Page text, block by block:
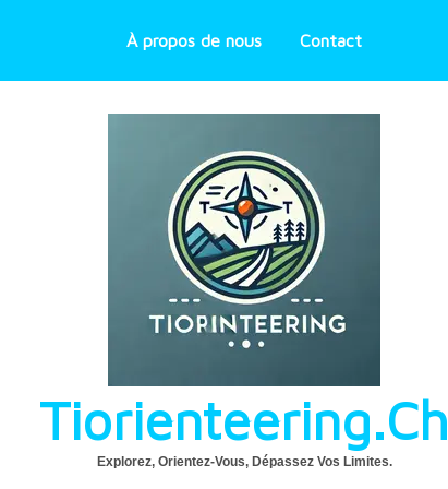
À propos de nous Contact
Tiorienteering.ch
Explorez, Orientez-Vous, Dépassez Vos Limites.